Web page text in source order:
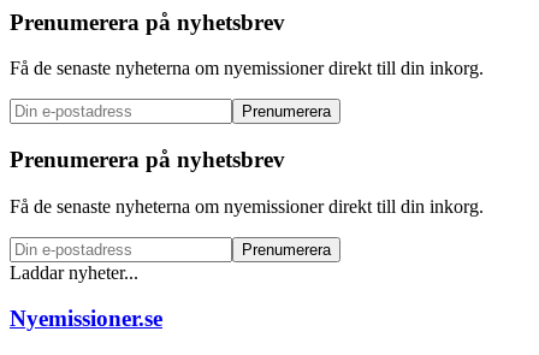
Prenumerera på nyhetsbrev
Få de senaste nyheterna om nyemissioner direkt till din inkorg.
Prenumerera
Prenumerera på nyhetsbrev
Få de senaste nyheterna om nyemissioner direkt till din inkorg.
Prenumerera
Laddar nyheter...
Nyemissioner.se